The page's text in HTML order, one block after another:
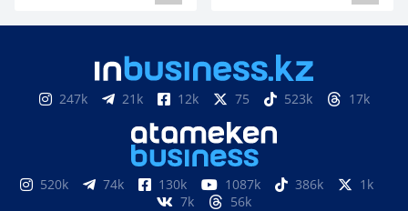
247k 21k 12k 75 523k 17k
520k 74k 130k 1087k 386k
1k
7k
56k